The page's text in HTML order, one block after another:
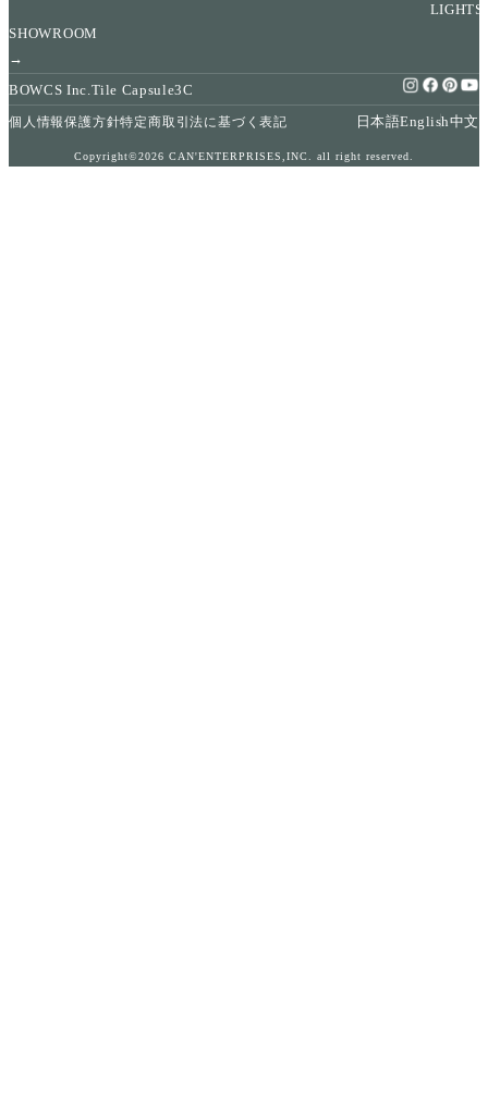
SHOWROOM
→
LIGHTS
BOWCS Inc. Tile Capsule3C
個人情報保護方針特定商取引法に基づく表記 日本語English中文
Copyright©2026 CAN'ENTERPRISES,INC. all right reserved.